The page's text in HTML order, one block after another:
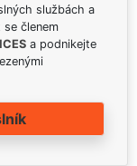
službách a
členem
a podnikejte